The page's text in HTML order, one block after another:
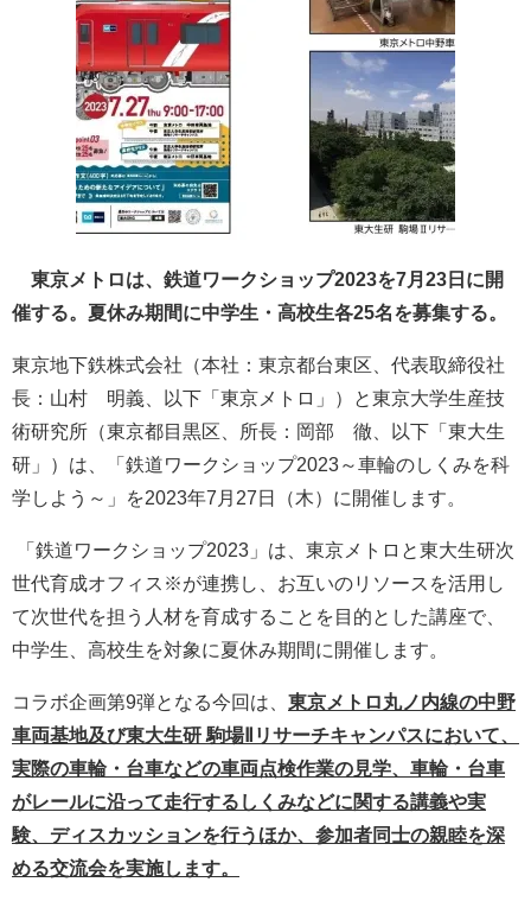
東京メトロは、鉄道ワークショップ2023を7月23日に開
催する。夏休み期間に中学生・高校生各25名を募集する。
東京地下鉄株式会社（本社：東京都台東区、代表取締役社
長：山村 明義、以下「東京メトロ」）と東京大学生産技
術研究所（東京都目黒区、所長：岡部 徹、以下「東大生
研」）は、「鉄道ワークショップ2023～車輪のしくみを科
学しよう～」を2023年7月27日（木）に開催します。
「鉄道ワークショップ2023」は、東京メトロと東大生研次
世代育成オフィス※が連携し、お互いのリソースを活用し
て次世代を担う人材を育成することを目的とした講座で、
中学生、高校生を対象に夏休み期間に開催します。
コラボ企画第9弾となる今回は、 東京メトロ丸ノ内線の中野
車両基地及び東大生研 駒場Ⅱリサーチキャンパスにおいて、
実際の車輪・台車などの車両点検作業の見学、車輪・台車
がレールに沿って走行するしくみなどに関する講義や実
験、ディスカッションを行うほか、参加者同士の親睦を深
める交流会を実施します。